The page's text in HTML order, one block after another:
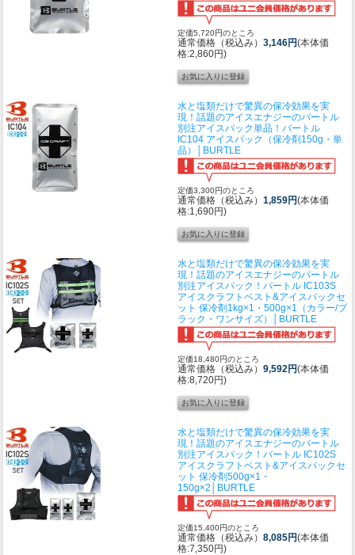
定価5,720円のところ
通常価格（税込み） 3,146円(本体価
格:2,860円)
水と塩類だけで驚異の保冷効果を実
現！話題のアイスエナジーのバートル
別注アイスパック単品！ バートル
IC104 アイスパック（保冷剤150g・単
品）│BURTLE
定価3,300円のところ
通常価格（税込み） 1,859円(本体価
格:1,690円)
水と塩類だけで驚異の保冷効果を実
現！話題のアイスエナジーのバートル
別注アイスパック！ バートル IC103S
アイスクラフトベスト&アイスパックセ
ット 保冷剤1kg×1・500g×1（カラー/ブ
ラック・ワンサイズ）│BURTLE
定価18,480円のところ
通常価格（税込み） 9,592円(本体価
格:8,720円)
水と塩類だけで驚異の保冷効果を実
現！話題のアイスエナジーのバートル
別注アイスパック！ バートル IC102S
アイスクラフトベスト&アイスパックセ
ット 保冷剤500g×1・
150g×2│BURTLE
定価15,400円のところ
通常価格（税込み） 8,085円(本体価
格:7,350円)